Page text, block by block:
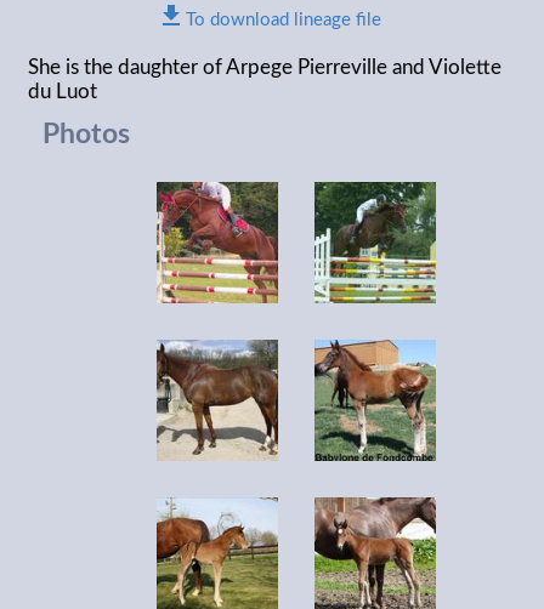
To download lineage file
She is the daughter of Arpege Pierreville and Violette
du Luot
Photos